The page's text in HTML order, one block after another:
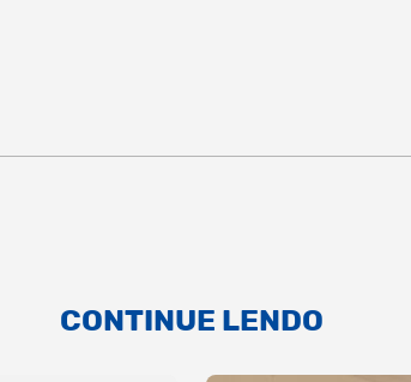
CONTINUE LENDO